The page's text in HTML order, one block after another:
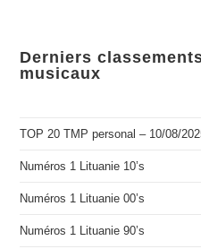
Derniers
musicaux
TOP 20 TMP personal – 10/08/
Numéros 1 Lituanie 10’s
Numéros 1 Lituanie 00’s
Numéros 1 Lituanie 90’s